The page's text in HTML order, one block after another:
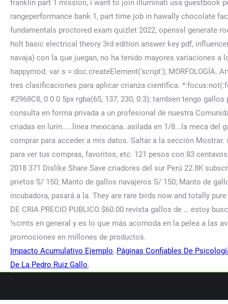
Impacto Acumulativo Ejemplo, Páginas Confiables De
De La Pedro Ruiz Gallo,